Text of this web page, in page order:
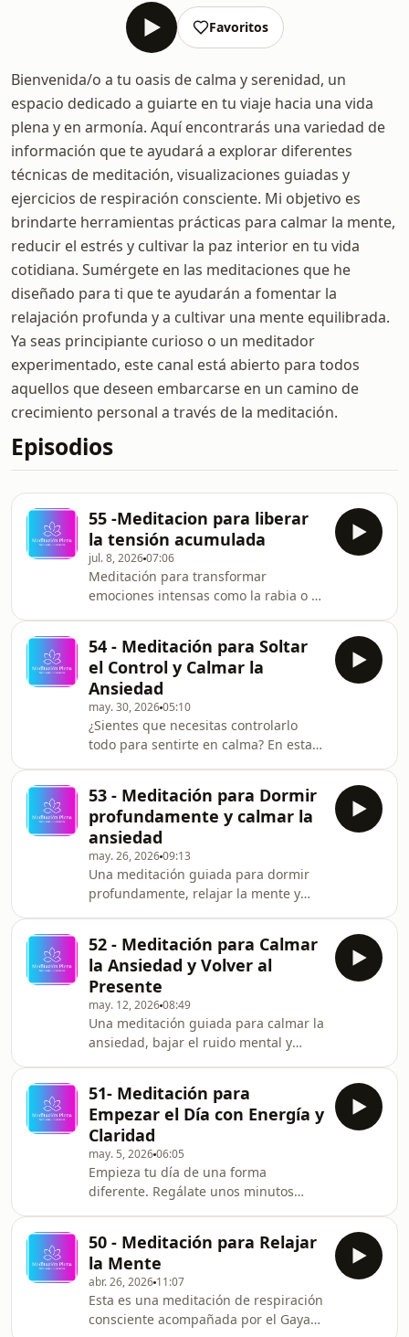
Favoritos
Bienvenida/o a tu oasis de calma y serenidad, un
espacio dedicado a guiarte en tu viaje hacia una vida
plena y en armonía. Aquí encontrarás una variedad de
información que te ayudará a explorar diferentes
técnicas de meditación, visualizaciones guiadas y
ejercicios de respiración consciente. Mi objetivo es
brindarte herramientas prácticas para calmar la mente,
reducir el estrés y cultivar la paz interior en tu vida
cotidiana. Sumérgete en las meditaciones que he
diseñado para ti que te ayudarán a fomentar la
relajación profunda y a cultivar una mente equilibrada.
Ya seas principiante curioso o un meditador
experimentado, este canal está abierto para todos
aquellos que deseen embarcarse en un camino de
crecimiento personal a través de la meditación.
Episodios
55 -Meditacion para liberar
la tensión acumulada
jul. 8, 202607:06
Meditación para transformar
emociones intensas como la rabia o el
los que necesitas volver a ti sin juzgar
lo que sientes. Gracias por estar aquí
y formar parte de este espacio.
Puedes escuchar más meditaciones
como esta en YouTube, Spotify y Apple
Podcasts (Meditación Plena) IG:
MeditacionPlena TikTok:
meditacionplena Me
54 - Meditación para Soltar
el Control y Calmar la
Ansiedad
may. 30, 202605:10
¿Sientes que necesitas controlarlo
todo para sentirte en calma? En esta
situación, reducir la ansiedad y
conectar con una mayor sensación de
confianza y tranquilidad. Regálate
estos minutos para respirar, relajarte
y volver al presente. Gracias por estar
aquí y formar parte de este espacio.
Puedes escuchar más meditacion
53 - Meditación para Dormir
profundamente y calmar la
ansiedad
may. 26, 202609:13
Una meditación guiada para dormir
profundamente, relajar la mente y
estrés, sobrepensamiento y tensión
acumulada. Gracias por estar aquí y
formar parte de este espacio. Puedes
escuchar más meditaciones como
esta en YouTube, Spotify y Apple
Podcasts (Meditación Plena) IG:
MeditacionPlena TikTok:
52 - Meditación para Calmar
la Ansiedad y Volver al
Presente
may. 12, 202608:49
Una meditación guiada para calmar la
ansiedad, bajar el ruido mental y
soltar tensión y conectar contigo.
Gracias por estar aquí y formar parte
de este espacio. Puedes escuchar más
meditaciones como esta en YouTube,
Spotify y Apple Podcasts (Meditación
Plena) IG: MeditacionPlena TikTok:
meditacionplena Meditación Plena
51- Meditación para
Empezar el Día con Energía y
Claridad
may. 5, 202606:05
Empieza tu día de una forma
diferente. Regálate unos minutos
Esta meditación matutina te ayudará
a despertar con más calma, activar tu
energía y enfocar tu mente para vivir
el día con mayor claridad. Un
pequeño momento para ti que puede
50 - Meditación para Relajar
la Mente
abr. 26, 2026 11:07
Esta es una meditación de respiración
consciente acompañada por el Gayatri